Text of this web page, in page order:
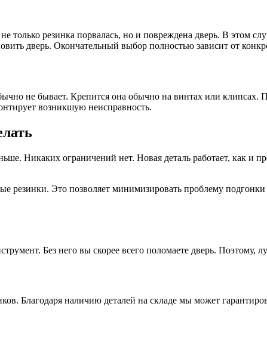
только резинка порвалась, но и повреждена дверь. В этом
дверь. Окончательный выбор полностью зависит от
не бывает. Крепится она обычно на винтах или клипсах.
возникшую неисправность.
Никаких ограничений нет. Новая деталь работает, как и
Это позволяет минимизировать проблему
Без него вы скорее всего поломаете дверь. Поэтому,
Благодаря наличию деталей на складе мы может